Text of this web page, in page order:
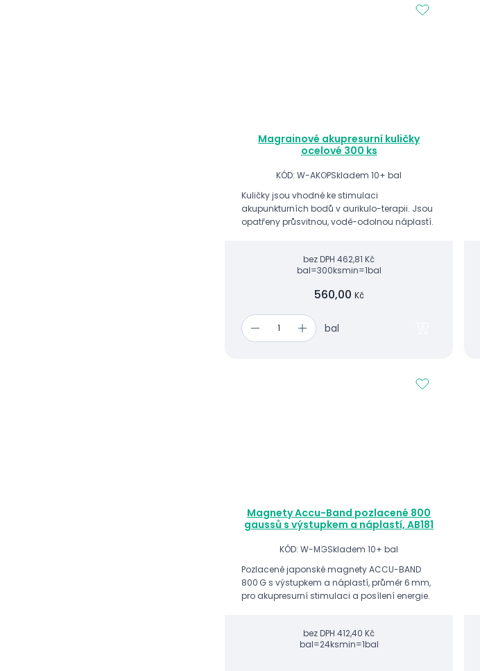
Magrainové akupresurní kuličky
ocelové 300 ks
KÓD: W-AKOPSkladem 10+ bal
Kuličky jsou vhodné ke stimulaci
akupunkturních bodů v aurikulo-terapii. Jsou
opatřeny průsvitnou, vodě-odolnou náplastí.
bez DPH 462,81 Kč
bal=300ksmin=1bal
560,00 Kč
bal
Magnety Accu-Band pozlacené 800
gaussů s výstupkem a náplastí, AB181
KÓD: W-MGSkladem 10+ bal
Pozlacené japonské magnety ACCU-BAND
800 G s výstupkem a náplastí, průměr 6 mm,
pro akupresurní stimulaci a posílení energie.
bez DPH 412,40 Kč
bal=24ksmin=1bal